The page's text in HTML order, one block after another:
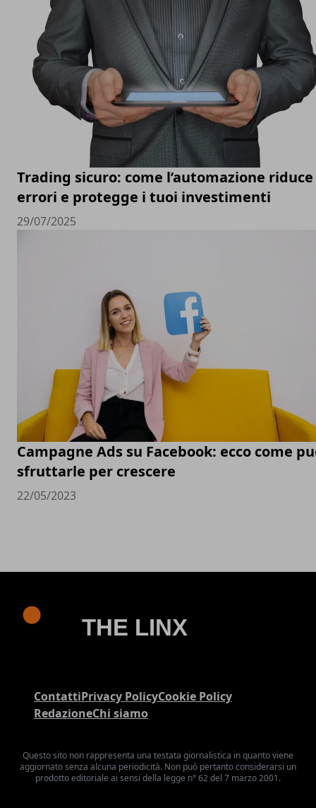
Trading sicuro: come l’automazione
errori e protegge i tuoi investimenti
29/07/2025
Campagne Ads su Facebook: ecco come
sfruttarle per crescere
22/05/2023
ContattiPrivacy PolicyCookie Policy
RedazioneChi siamo
Questo sito non rappresenta una testata giornalistica in quanto viene
aggiornato senza alcuna periodicità. Non può pertanto considerarsi un
prodotto editoriale ai sensi della legge n° 62 del 7 marzo 2001.